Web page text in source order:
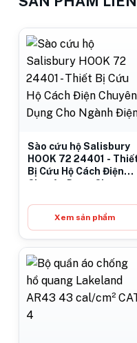
Sào cứu hộ Salisbury
HOOK 72 24401 -
Bị Cứu Hộ Cách Điện
Chuyên Dụng Cho
Xem sản phẩm